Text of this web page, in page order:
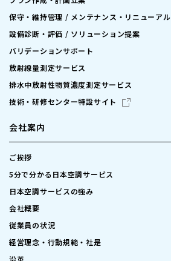
保守・維持管理 / メンテナンス・リニューアル
設備診断・評価 / ソリューション提案
バリデーションサポート
放射線量測定サービス
排水中放射性物質濃度測定サービス
技術・研修センター特設サイト
会社案内
ご挨拶
5分で分かる日本空調サービス
日本空調サービスの強み
会社概要
従業員の状況
経営理念・行動規範・社是